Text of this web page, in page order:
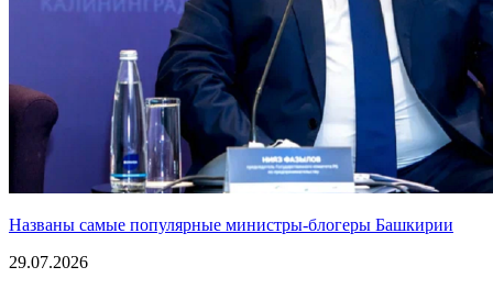
Названы самые популярные министры-блогеры Башкирии
29.07.2026